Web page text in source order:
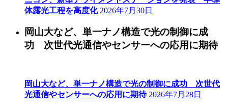
体露光工程を高度化 2026年7月30日
岡山大など、単一ナノ構造で光の制御に成
功 次世代光通信やセンサーへの応用に期待
岡山大など、単一ナノ構造で光の制御に成功 次世代
光通信やセンサーへの応用に期待 2026年7月28日